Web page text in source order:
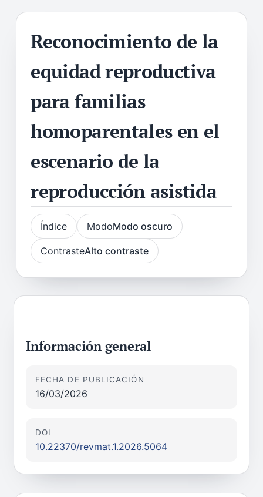
Reconocimiento de la
equidad reproductiva
para familias
homoparentales en el
escenario de la
reproducción asistida
Índice ModoModo oscuro
ContrasteAlto contraste
Información general
FECHA DE PUBLICACIÓN
16/03/2026
DOI
10.22370/revmat.1.2026.5064